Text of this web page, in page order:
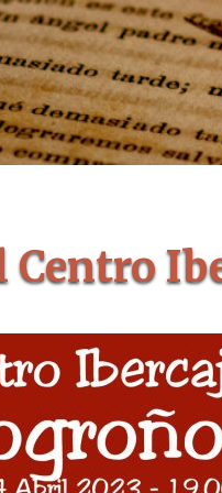
Centro